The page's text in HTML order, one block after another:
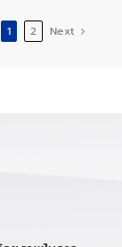
1 2 Next